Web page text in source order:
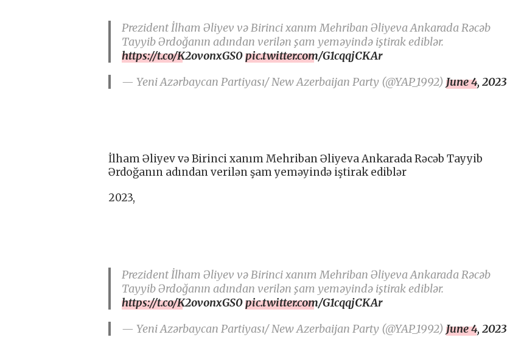
Prezident İlham Əliyev və Birinci xanım Mehriban Əliyeva Ankarada Rəcəb
Tayyib Ərdoğanın adından verilən şam yeməyində iştirak ediblər.
https://t.co/K2ovonxGS0pic.twitter.com/G1cqqjCKAr
— Yeni Azərbaycan Partiyası/ New Azerbaijan Party (@YAP_1992) June 4, 2023
İlham Əliyev və Birinci xanım Mehriban Əliyeva Ankarada Rəcəb Tayyib
Ərdoğanın adından verilən şam yeməyində iştirak ediblər
2023,
Prezident İlham Əliyev və Birinci xanım Mehriban Əliyeva Ankarada Rəcəb
Tayyib Ərdoğanın adından verilən şam yeməyində iştirak ediblər.
https://t.co/K2ovonxGS0pic.twitter.com/G1cqqjCKAr
— Yeni Azərbaycan Partiyası/ New Azerbaijan Party (@YAP_1992) June 4, 2023